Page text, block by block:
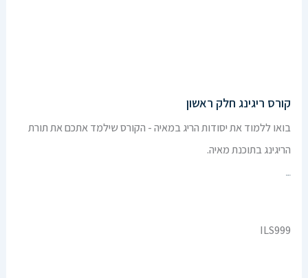
קורס ריגינג חלק ראשון
בואו ללמוד את יסודות הריג במאיה - הקורס שילמד אתכם את תורת
הריגינג בתוכנת מאיה.
הרשמו עכשיו
ILS999